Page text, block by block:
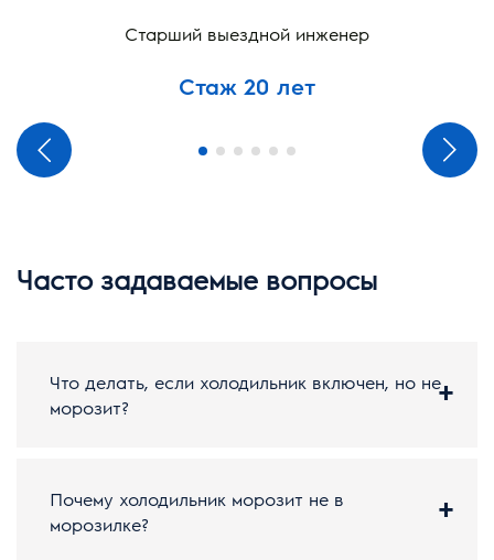
Старший выездной инженер
Стаж 20 лет
Часто задаваемые вопросы
Что делать, если холодильник включен, но не
морозит?
Почему холодильник морозит не в
морозилке?